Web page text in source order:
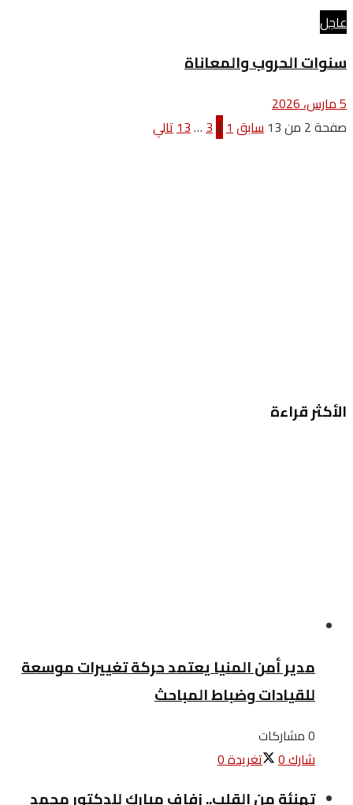
عاجل
سنوات الحروب والمعاناة
5 مارس، 2026
صفحة 2 من 13
سابق1
2
3
…
13تالي
الأكثر قراءة
مدير أمن المنيا يعتمد حركة تغييرات موسعة
للقيادات وضباط المباحث
0 مشاركات
شارك0 تغريدة0
تهنئة من القلب.. زفاف مبارك للدكتور محمد